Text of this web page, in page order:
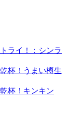
ライ！：シンラ
杯！うまい樽生
杯！キンキン